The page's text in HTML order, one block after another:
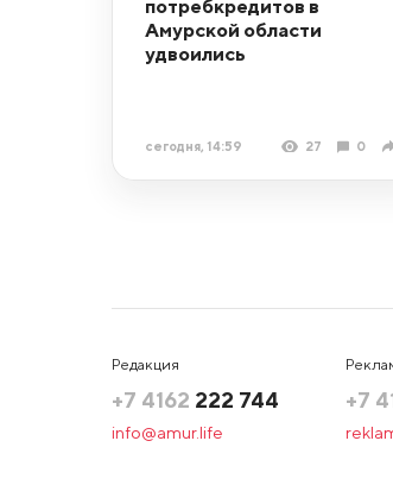
потребкредитов в
Амурской области
удвоились
сегодня, 14:59 27 0
Редакция
+7 4162 222 744
info@amur.life
+7